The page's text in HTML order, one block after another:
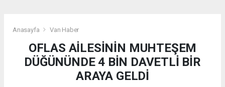
Anasayfa Van Haber
OFLAS AİLESİNİN MUHTEŞEM
DÜĞÜNÜNDE 4 BİN DAVETLİ BİR
ARAYA GELDİ